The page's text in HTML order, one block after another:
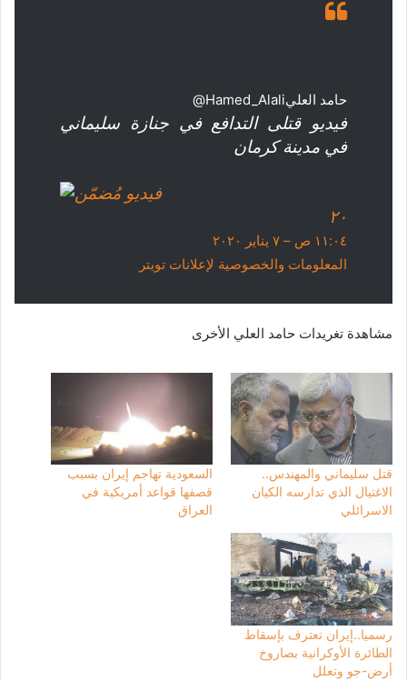
حامد العلي@Hamed_Alali
فيديو قتلى التدافع في جنازة سليماني
في مدينة كرمان
٢٠
١١:٠٤ ص – ٧ يناير ٢٠٢٠
المعلومات والخصوصية لإعلانات تويتر
مشاهدة تغريدات حامد العلي الأخرى
قتل سليماني والمهندس..
الاغتيال الذي تدارسه الكيان
الاسرائلي
السعودية تهاجم إيران بسبب
قصفها قواعد أمريكية في
العراق
رسميا..إيران تعترف بإسقاط
الطائرة الأوكرانية بصاروخ
أرض-جو وتعلل